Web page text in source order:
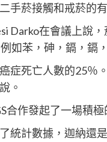
手菸接觸和戒菸的
Darko在會議上說
如苯，砷，鎘，鎘
症死亡人數的25％
。
合作發起了一場積
統計數據，迦納還